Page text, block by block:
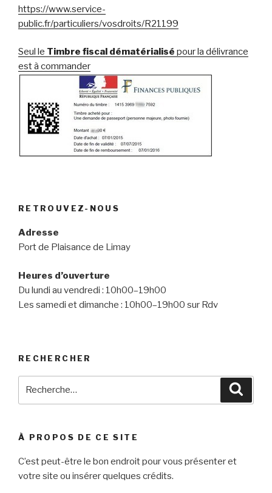
https://www.service-
public.fr/particuliers/vosdroits/R21199
Seul le Timbre fiscal dématérialisé pour la délivrance
est à commander
RETROUVEZ-NOUS
Adresse
Port de Plaisance de Limay
Heures d’ouverture
Du lundi au vendredi : 10h00–19h00
Les samedi et dimanche : 10h00–19h00 sur Rdv
RECHERCHER
À PROPOS DE CE SITE
C’est peut-être le bon endroit pour vous présenter et
votre site ou insérer quelques crédits.